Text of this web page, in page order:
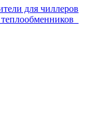
для чиллеров